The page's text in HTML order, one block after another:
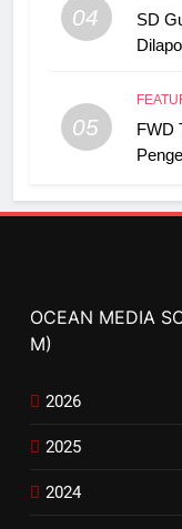
04
SD
05
FWD
OCEAN MEDIA
M)
2026
2025
2024